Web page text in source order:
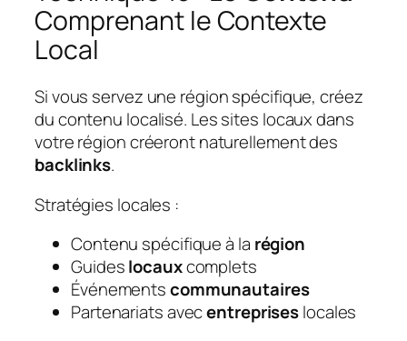
Comprenant le Contexte
Local
Si vous servez une région spécifique, créez
du contenu localisé. Les sites locaux dans
votre région créeront naturellement des
backlinks.
Stratégies locales :
Contenu spécifique à la région
Guideslocauxcomplets
Événementscommunautaires
Partenariats avecentrepriseslocales